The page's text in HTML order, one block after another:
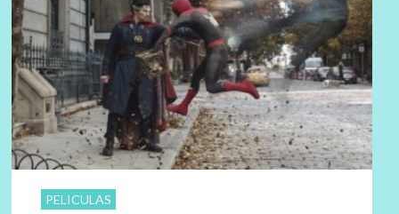
PELICULAS